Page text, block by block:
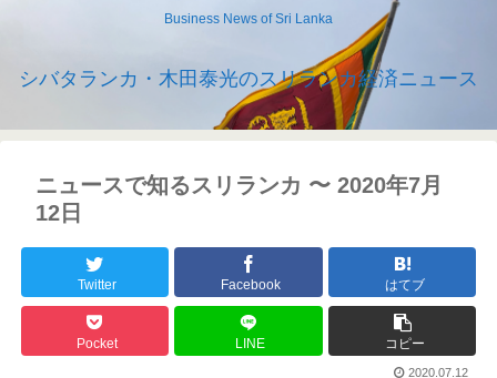
Business News of Sri Lanka
シバタランカ・木田泰光のスリランカ経済ニュース
ニュースで知るスリランカ 〜 2020年7月
12日
Twitter Facebook はてブ
Pocket LINE コピー
2020.07.12